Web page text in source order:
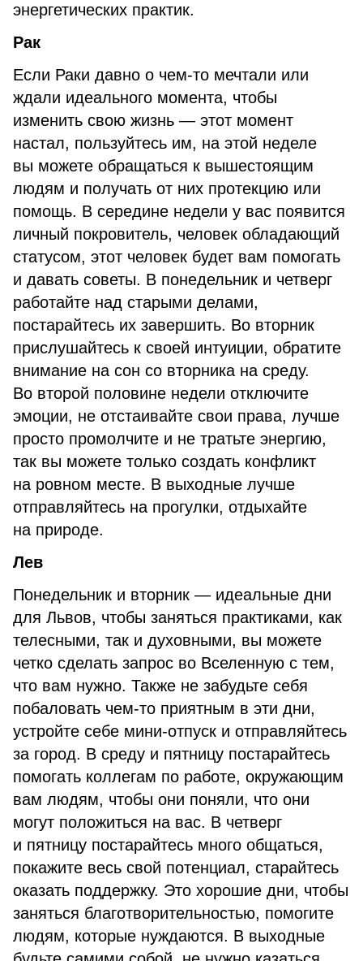
энергетических практик.
Рак
Если Раки давно о чем-то мечтали или
ждали идеального момента, чтобы
изменить свою жизнь — этот момент
настал, пользуйтесь им, на этой неделе
вы можете обращаться к вышестоящим
людям и получать от них протекцию или
помощь. В середине недели у вас появится
личный покровитель, человек обладающий
статусом, этот человек будет вам помогать
и давать советы. В понедельник и четверг
работайте над старыми делами,
постарайтесь их завершить. Во вторник
прислушайтесь к своей интуиции, обратите
внимание на сон со вторника на среду.
Во второй половине недели отключите
эмоции, не отстаивайте свои права, лучше
просто промолчите и не тратьте энергию,
так вы можете только создать конфликт
на ровном месте. В выходные лучше
отправляйтесь на прогулки, отдыхайте
на природе.
Лев
Понедельник и вторник — идеальные дни
для Львов, чтобы заняться практиками, как
телесными, так и духовными, вы можете
четко сделать запрос во Вселенную с тем,
что вам нужно. Также не забудьте себя
побаловать чем-то приятным в эти дни,
устройте себе мини-отпуск и отправляйтесь
за город. В среду и пятницу постарайтесь
помогать коллегам по работе, окружающим
вам людям, чтобы они поняли, что они
могут положиться на вас. В четверг
и пятницу постарайтесь много общаться,
покажите весь свой потенциал, старайтесь
оказать поддержку. Это хорошие дни, чтобы
заняться благотворительностью, помогите
людям, которые нуждаются. В выходные